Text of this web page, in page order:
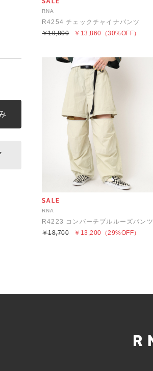
RNA
R4254 チェックチャイナパンツ
￥13,860
￥19,800 （30%OFF）
RNA
R4223 コンバーチブルルーズパンツ
￥13,200
￥18,700 （29%OFF）